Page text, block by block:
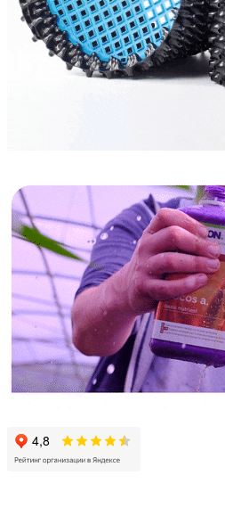
СТИМУЛЯТОРЫ
HIGH ROOTS
CANNABIOGEN